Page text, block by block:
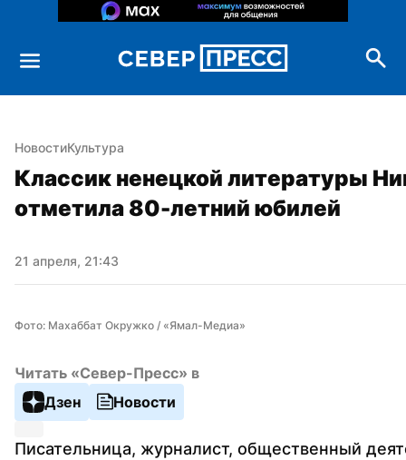
НовостиКультура
Классик ненецкой литературы
отметила 80-летний юбилей
21 апреля, 21:43
Фото: Махаббат Окружко / «Ямал-Медиа»
Читать «Север-Пресс» в
Дзен
Новости
Писательница, журналист, общественный